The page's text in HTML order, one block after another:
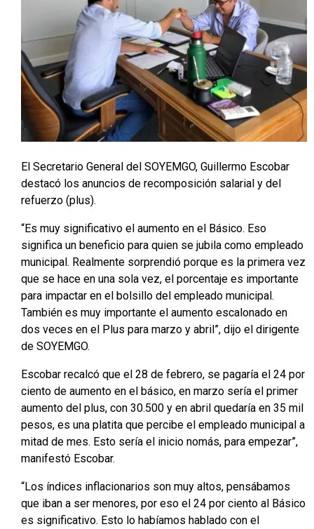
El Secretario General del SOYEMGO, Guillermo Escobar
destacó los anuncios de recomposición salarial y del
refuerzo (plus).
“Es muy significativo el aumento en el Básico. Eso
significa un beneficio para quien se jubila como empleado
municipal. Realmente sorprendió porque es la primera vez
que se hace en una sola vez, el porcentaje es importante
para impactar en el bolsillo del empleado municipal.
También es muy importante el aumento escalonado en
dos veces en el Plus para marzo y abril”, dijo el dirigente
de SOYEMGO.
Escobar recalcó que el 28 de febrero, se pagaría el 24 por
ciento de aumento en el básico, en marzo sería el primer
aumento del plus, con 30.500 y en abril quedaría en 35 mil
pesos, es una platita que percibe el empleado municipal a
mitad de mes. Esto sería el inicio nomás, para empezar”,
manifestó Escobar.
“Los índices inflacionarios son muy altos, pensábamos
que iban a ser menores, por eso el 24 por ciento al Básico
es significativo. Esto lo habíamos hablado con el